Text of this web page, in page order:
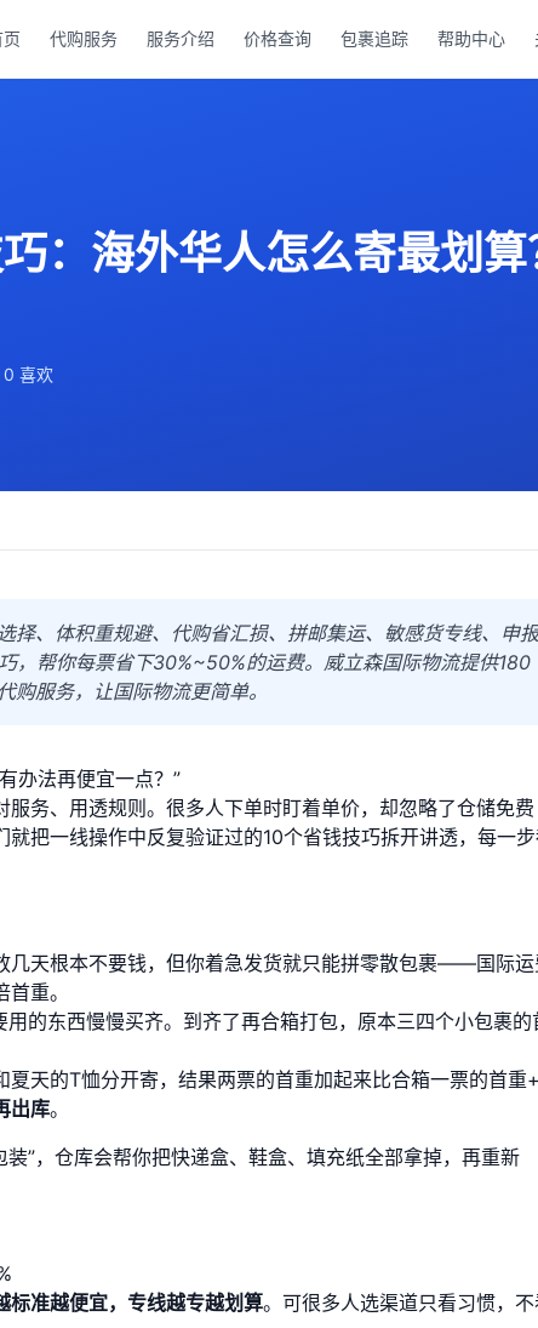
代购服务 服务介绍 价格查询 包裹追踪 帮助中心
：海外华人怎么寄最划
0 喜欢
择、体积重规避、代购省汇损、拼邮集运、敏感货专线、申报
，帮你每票省下30%~50%的运费。威立森国际物流提供180
服务，让国际物流更简单。
办法再便宜一点？”
务、用透规则。很多人下单时盯着单价，却忽略了仓储免费
把一线操作中反复验证过的10个省钱技巧拆开讲透，每一
几天根本不要钱，但你着急发货就只能拼零散包裹——国际运
重。
用的东西慢慢买齐。到齐了再合箱打包，原本三四个小包裹的
天的T恤分开寄，结果两票的首重加起来比合箱一票的首重
出库。
”，仓库会帮你把快递盒、鞋盒、填充纸全部拿掉，再重新
标准越便宜，专线越专越划算。可很多人选渠道只看习惯，不